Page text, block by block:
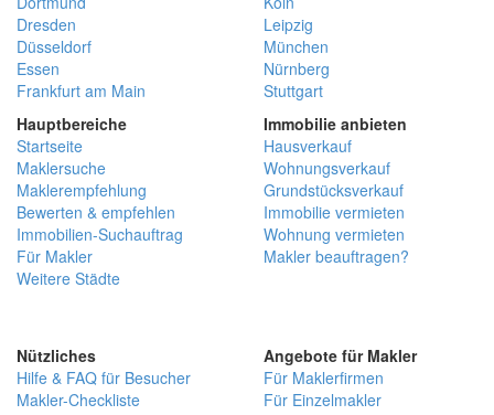
Dresden
Düsseldorf
Essen
Frankfurt am Main
Leipzig
München
Nürnberg
Stuttgart
Hauptbereiche
Startseite
Maklersuche
Maklerempfehlung
Bewerten & empfehlen
Immobilien-Suchauftrag
Für Makler
Weitere Städte
Immobilie anbieten
Hausverkauf
Wohnungsverkauf
Grundstücksverkauf
Immobilie vermieten
Wohnung vermieten
Makler beauftragen?
Nützliches
Hilfe & FAQ für Besucher
Makler-Checkliste
Angebote für Makler
Für Maklerfirmen
Für Einzelmakler